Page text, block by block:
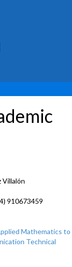
Villalón
910673459
Mathematics to
Technical